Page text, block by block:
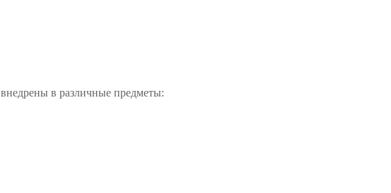
внедрены в различные предметы: